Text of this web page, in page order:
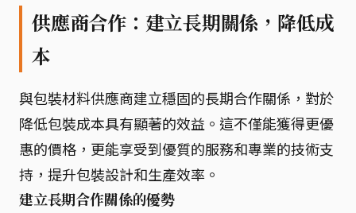
供應商合作：建立長期關係，降低成
本
與包裝材料供應商建立穩固的長期合作關係，對於
降低包裝成本具有顯著的效益。這不僅能獲得更優
惠的價格，更能享受到優質的服務和專業的技術支
持，提升包裝設計和生產效率。
建立長期合作關係的優勢